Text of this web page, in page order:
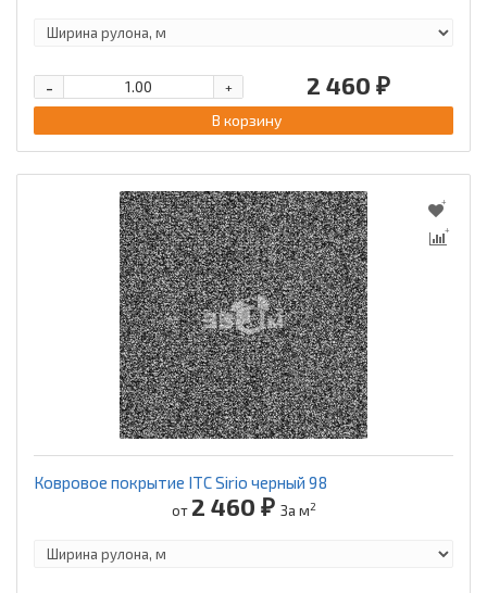
2 460 ₽
+
-
В корзину
Ковровое покрытие ITC Sirio черный 98
от 2 460 ₽ За м2